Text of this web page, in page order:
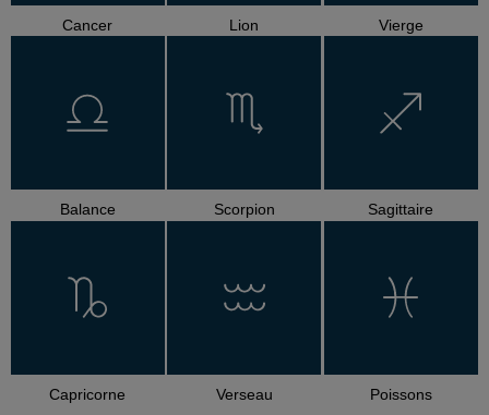
Cancer Lion Vierge
Balance Scorpion Sagittaire
Capricorne Verseau Poissons